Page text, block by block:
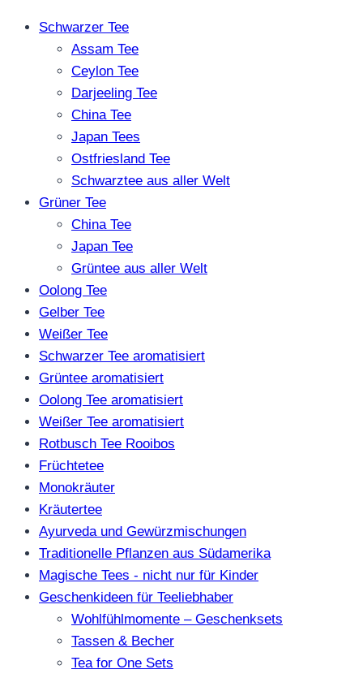
Schwarzer Tee
Assam Tee
Ceylon Tee
Darjeeling Tee
China Tee
Japan Tees
Ostfriesland Tee
Schwarztee aus aller Welt
Grüner Tee
China Tee
Japan Tee
Grüntee aus aller Welt
Oolong Tee
Gelber Tee
Weißer Tee
Schwarzer Tee aromatisiert
Grüntee aromatisiert
Oolong Tee aromatisiert
Weißer Tee aromatisiert
Rotbusch Tee Rooibos
Früchtetee
Monokräuter
Kräutertee
Ayurveda und Gewürzmischungen
Traditionelle Pflanzen aus Südamerika
Magische Tees - nicht nur für Kinder
Geschenkideen für Teeliebhaber
Wohlfühlmomente – Geschenksets
Tassen & Becher
Tea for One Sets